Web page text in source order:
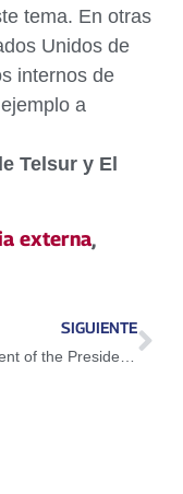
tema. En otras
Unidos de
internos de
a
Telsur y El
externa,
SIGUIENTE